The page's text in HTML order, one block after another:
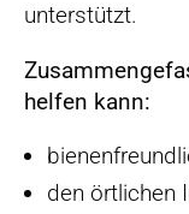
unterstützt.
helfen kann:
den örtlichen